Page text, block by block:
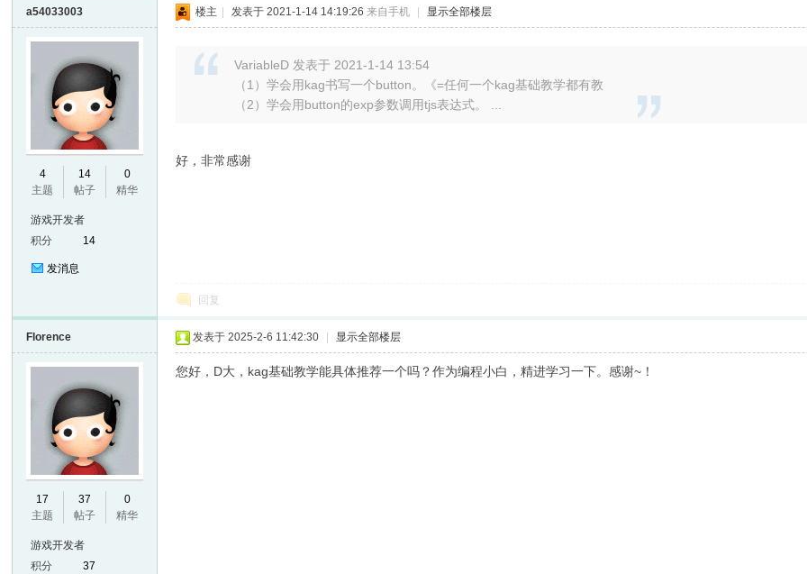
a54033003
4
主题
14
帖子
0
精华
游戏开发者
积分
14
发消息
楼主 发表于 2021-1-14 14:19:26 来自手机 显示全部楼层
VariableD 发表于 2021-1-14 13:54
（1）学会用kag书写一个button。《=任何一个kag基础教学都有教
（2）学会用button的exp参数调用tjs表达式。 ...
好，非常感谢
回复
Florence
17
主题
37
帖子
0
精华
游戏开发者
积分
37
发表于 2025-2-6 11:42:30 显示全部楼层
您好，D大，kag基础教学能具体推荐一个吗？作为编程小白，精进学习一下。感谢~！